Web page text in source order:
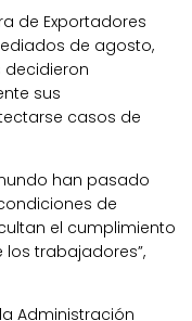
de Exportadores
de agosto,
sus
casos de
han pasado
de
el cumplimiento
trabajadores”,
Administración